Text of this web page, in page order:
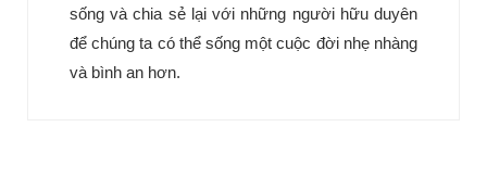
sống và chia sẻ lại với những người hữu duyên
để chúng ta có thể sống một cuộc đời nhẹ nhàng
và bình an hơn.